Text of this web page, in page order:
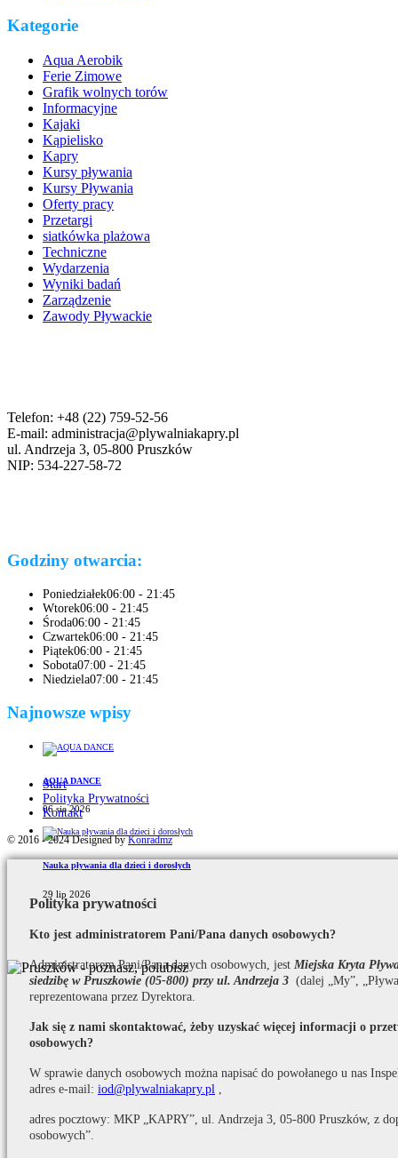
Kategorie
Aqua Aerobik
Ferie Zimowe
Grafik wolnych torów
Informacyjne
Kajaki
Kąpielisko
Kapry
Kursy pływania
Kursy Pływania
Oferty pracy
Przetargi
siatkówka plażowa
Techniczne
Wydarzenia
Wyniki badań
Zarządzenie
Zawody Pływackie
Telefon: +48 (22) 759-52-56
E-mail: administracja@plywalniakapry.pl
ul. Andrzeja 3, 05-800 Pruszków
NIP: 534-227-58-72
Godziny otwarcia:
Poniedziałek06:00 - 21:45
Wtorek06:00 - 21:45
Środa06:00 - 21:45
Czwartek06:00 - 21:45
Piątek06:00 - 21:45
Sobota07:00 - 21:45
Niedziela07:00 - 21:45
Najnowsze wpisy
AQUA DANCE
06 sie 2026
Nauka pływania dla dzieci i dorosłych
29 lip 2026
Start
Polityka Prywatności
Kontakt
© 2016 - 2024 Designed by Konradmz
Polityka prywatności
Kto jest administratorem Pani/Pana danych osobowych?
Administratorem Pani/Pana danych osobowych, jest Miejska Kryta
siedzibę w Pruszkowie (05-800) przy ul. Andrzeja 3 (dalej „My”,
reprezentowana przez Dyrektora.
Jak się z nami skontaktować, żeby uzyskać więcej informacji o
osobowych?
W sprawie danych osobowych można napisać do powołanego u nas
adres e-mail: iod@plywalniakapry.pl ,
adres pocztowy: MKP „KAPRY”, ul. Andrzeja 3, 05-800 Pruszków, z
osobowych”.